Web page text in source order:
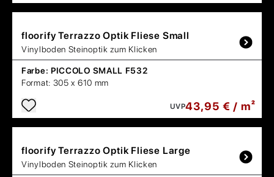
floorify Terrazzo Optik Fliese Small
Vinylboden Steinoptik zum Klicken
Farbe: PICCOLO SMALL F532
Format: 305 x 610 mm
UVP43,95 € / m²
floorify Terrazzo Optik Fliese Large
Vinylboden Steinoptik zum Klicken